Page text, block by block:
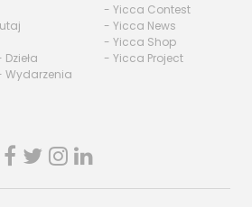
Dzieła
- Wydarzenia
- Yicca Contest
- Yicca News
- Yicca Shop
- Yicca Project